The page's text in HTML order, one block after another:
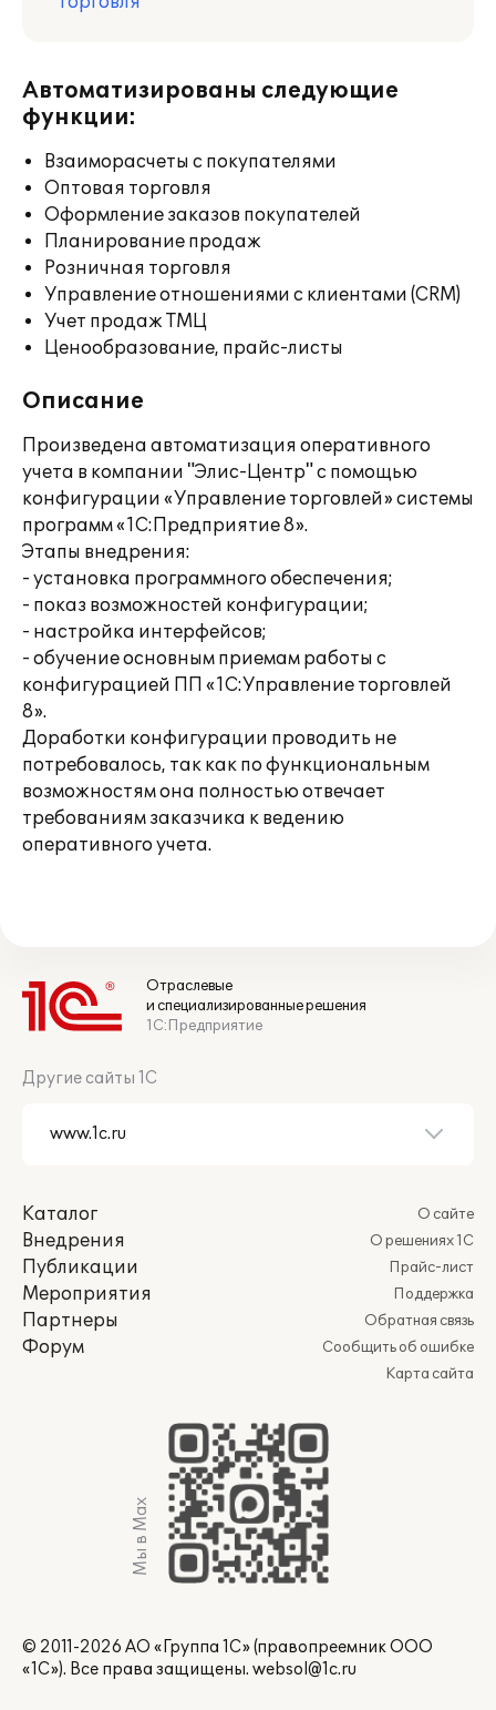
Автоматизированы следующие
функции:
Взаиморасчеты с покупателями
Оптовая торговля
Оформление заказов покупателей
Планирование продаж
Розничная торговля
Управление отношениями с клиентами (CRM)
Учет продаж ТМЦ
Ценообразование, прайс-листы
Описание
Произведена автоматизация оперативного
учета в компании "Элис-Центр" с помощью
конфигурации «Управление торговлей» системы
программ «1С:Предприятие 8».
Этапы внедрения:
- установка программного обеспечения;
- показ возможностей конфигурации;
- настройка интерфейсов;
- обучение основным приемам работы с
конфигурацией ПП «1С:Управление торговлей
8».
Доработки конфигурации проводить не
потребовалось, так как по функциональным
возможностям она полностью отвечает
требованиям заказчика к ведению
оперативного учета.
Отраслевые
и специализированные решения
1С:Предприятие
Другие сайты 1С
Каталог
Внедрения
Публикации
Мероприятия
Партнеры
Форум
О сайте
О решениях 1С
Прайс-лист
Поддержка
Обратная связь
Сообщить об ошибке
Карта сайта
Мы в Max
© 2011-2026 АО «Группа 1С» (правопреемник ООО
«1С»). Все права защищены. websol@1c.ru